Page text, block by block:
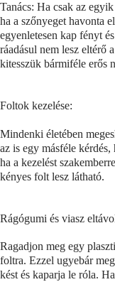
Tanács: Ha csak az
ha a szőnyeget havonta
egyenletesen kap fényt
ráadásul nem lesz eltérő
kitesszük bármiféle erős
Foltok kezelése:
Mindenki életében
az is egy másféle
ha a kezelést
kényes folt lesz látható.
Rágógumi és viasz
Ragadjon meg egy
foltra. Ezzel ugyebár
kést és kaparja le róla.